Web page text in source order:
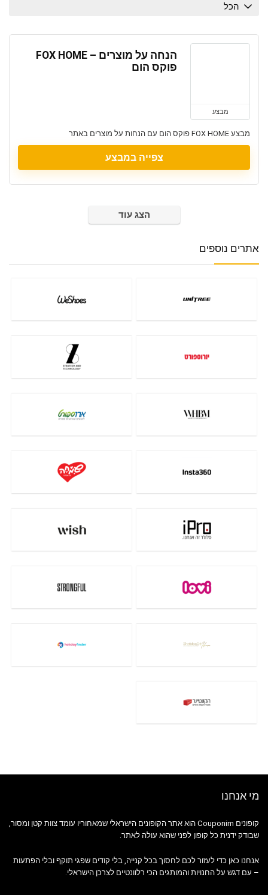
הכל
מבצע
הנחה על מוצרים – FOX HOME
פוקס הום
מבצע FOX HOME פוקס הום עם הנחות על מוצרים באתר
צפייה במבצע
הצג עוד
אתרים נוספים
מי אנחנו
קופונים Couponim הוא אתר הקופונים הישראלי שמאחוריו עומד צוות קטן ומסור,
שבודק ידנית כל קופון לפני שהוא עולה לאתר.
אנחנו כאן כדי לעזור לכם לחסוך בכל קנייה, בלי קודים שפגי תוקף ובלי הפתעות
– עם דגש על החנויות והמותגים הכי רלוונטיים לצרכן הישראלי.